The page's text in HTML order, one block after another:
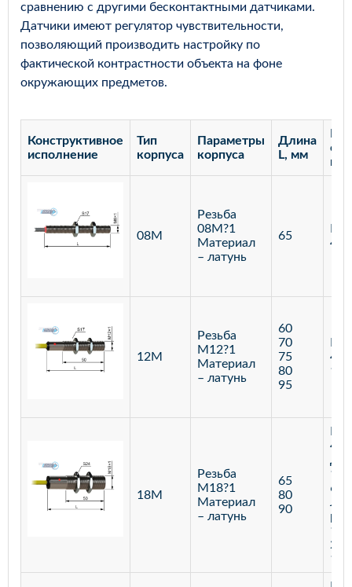
сравнению с другими бесконтактными датчиками.
Датчики имеют регулятор чувствительности,
позволяющий производить настройку по
фактической контрастности объекта на фоне
окружающих предметов.
Конструктивное
исполнение
Тип
корпуса
Параметры
корпуса
Длина
L, мм
мм
08М
Резьба
08М?1
Материал
– латунь
65
12М
Резьба
М12?1
Материал
– латунь
60
70
75
80
95
18М
Резьба
М18?1
Материал
– латунь
65
80
90